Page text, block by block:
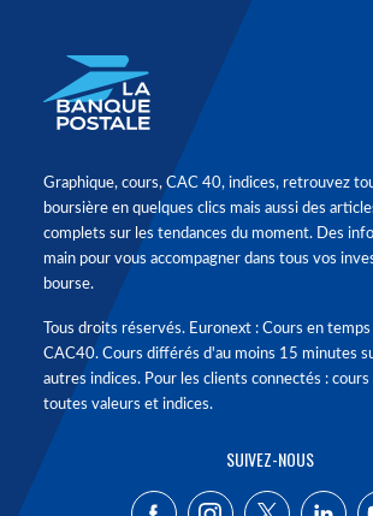
Graphique, cours, CAC 40, indices, retrouvez
boursière en quelques clics mais aussi des
complets sur les tendances du moment. Des
main pour vous accompagner dans tous vos
bourse.
Tous droits réservés. Euronext : Cours en
CAC40. Cours différés d'au moins 15 minutes
autres indices. Pour les clients connectés :
toutes valeurs et indices.
SUIVEZ-NOUS